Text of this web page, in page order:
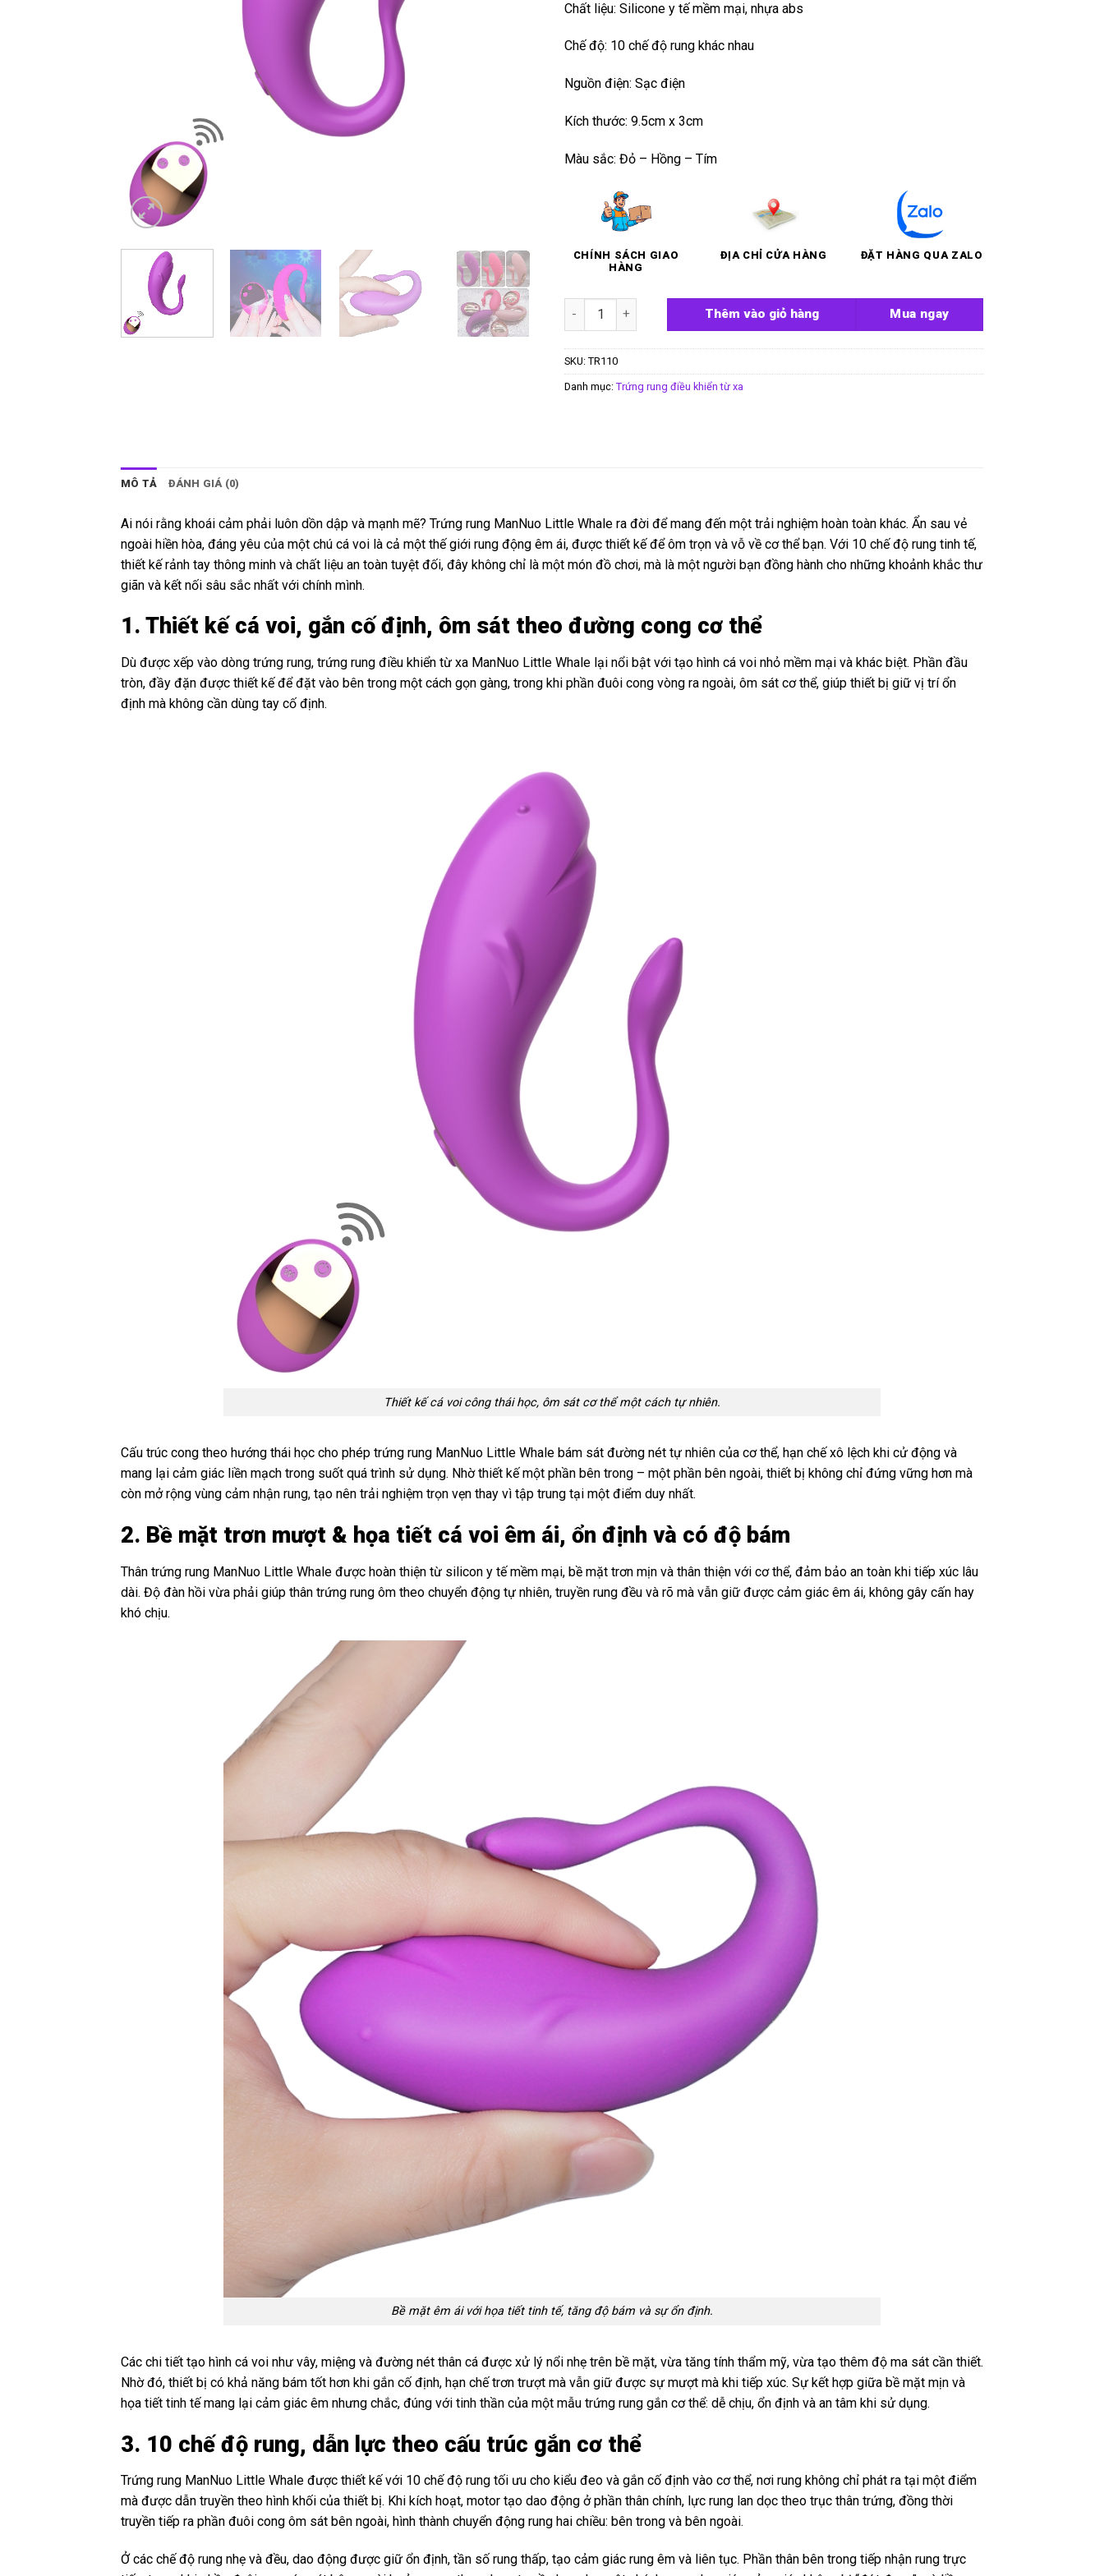
Chất liệu: Silicone y tế mềm mại, nhựa abs
Chế độ: 10 chế độ rung khác nhau
Nguồn điện: Sạc điện
Kích thước: 9.5cm x 3cm
Màu sắc: Đỏ – Hồng – Tím
CHÍNH SÁCH GIAO
HÀNG
ĐỊA CHỈ CỬA HÀNG ĐẶT HÀNG QUA ZALO
Trứng rung 10 chế độ ManNuo Little Whale số lượng
Thêm vào giỏ hàng Mua ngay
SKU: TR110
Danh mục: Trứng rung điều khiển từ xa
MÔ TẢ ĐÁNH GIÁ (0)
Ai nói rằng khoái cảm phải luôn dồn dập và mạnh mẽ? Trứng rung ManNuo Little Whale ra đời để mang đến một trải nghiệm hoàn toàn khác. Ẩn sau vẻ
ngoài hiền hòa, đáng yêu của một chú cá voi là cả một thế giới rung động êm ái, được thiết kế để ôm trọn và vỗ về cơ thể bạn. Với 10 chế độ rung tinh tế,
thiết kế rảnh tay thông minh và chất liệu an toàn tuyệt đối, đây không chỉ là một món đồ chơi, mà là một người bạn đồng hành cho những khoảnh khắc thư
giãn và kết nối sâu sắc nhất với chính mình.
1. Thiết kế cá voi, gắn cố định, ôm sát theo đường cong cơ thể
Dù được xếp vào dòng trứng rung, trứng rung điều khiển từ xa ManNuo Little Whale lại nổi bật với tạo hình cá voi nhỏ mềm mại và khác biệt. Phần đầu
tròn, đầy đặn được thiết kế để đặt vào bên trong một cách gọn gàng, trong khi phần đuôi cong vòng ra ngoài, ôm sát cơ thể, giúp thiết bị giữ vị trí ổn
định mà không cần dùng tay cố định.
Thiết kế cá voi công thái học, ôm sát cơ thể một cách tự nhiên.
Cấu trúc cong theo hướng thái học cho phép trứng rung ManNuo Little Whale bám sát đường nét tự nhiên của cơ thể, hạn chế xô lệch khi cử động và
mang lại cảm giác liền mạch trong suốt quá trình sử dụng. Nhờ thiết kế một phần bên trong – một phần bên ngoài, thiết bị không chỉ đứng vững hơn mà
còn mở rộng vùng cảm nhận rung, tạo nên trải nghiệm trọn vẹn thay vì tập trung tại một điểm duy nhất.
2. Bề mặt trơn mượt & họa tiết cá voi êm ái, ổn định và có độ bám
Thân trứng rung ManNuo Little Whale được hoàn thiện từ silicon y tế mềm mại, bề mặt trơn mịn và thân thiện với cơ thể, đảm bảo an toàn khi tiếp xúc lâu
dài. Độ đàn hồi vừa phải giúp thân trứng rung ôm theo chuyển động tự nhiên, truyền rung đều và rõ mà vẫn giữ được cảm giác êm ái, không gây cấn hay
khó chịu.
Bề mặt êm ái với họa tiết tinh tế, tăng độ bám và sự ổn định.
Các chi tiết tạo hình cá voi như vây, miệng và đường nét thân cá được xử lý nổi nhẹ trên bề mặt, vừa tăng tính thẩm mỹ, vừa tạo thêm độ ma sát cần thiết.
Nhờ đó, thiết bị có khả năng bám tốt hơn khi gắn cố định, hạn chế trơn trượt mà vẫn giữ được sự mượt mà khi tiếp xúc. Sự kết hợp giữa bề mặt mịn và
họa tiết tinh tế mang lại cảm giác êm nhưng chắc, đúng với tinh thần của một mẫu trứng rung gắn cơ thể: dễ chịu, ổn định và an tâm khi sử dụng.
3. 10 chế độ rung, dẫn lực theo cấu trúc gắn cơ thể
Trứng rung ManNuo Little Whale được thiết kế với 10 chế độ rung tối ưu cho kiểu đeo và gắn cố định vào cơ thể, nơi rung không chỉ phát ra tại một điểm
mà được dẫn truyền theo hình khối của thiết bị. Khi kích hoạt, motor tạo dao động ở phần thân chính, lực rung lan dọc theo trục thân trứng, đồng thời
truyền tiếp ra phần đuôi cong ôm sát bên ngoài, hình thành chuyển động rung hai chiều: bên trong và bên ngoài.
Ở các chế độ rung nhẹ và đều, dao động được giữ ổn định, tần số rung thấp, tạo cảm giác rung êm và liên tục. Phần thân bên trong tiếp nhận rung trực